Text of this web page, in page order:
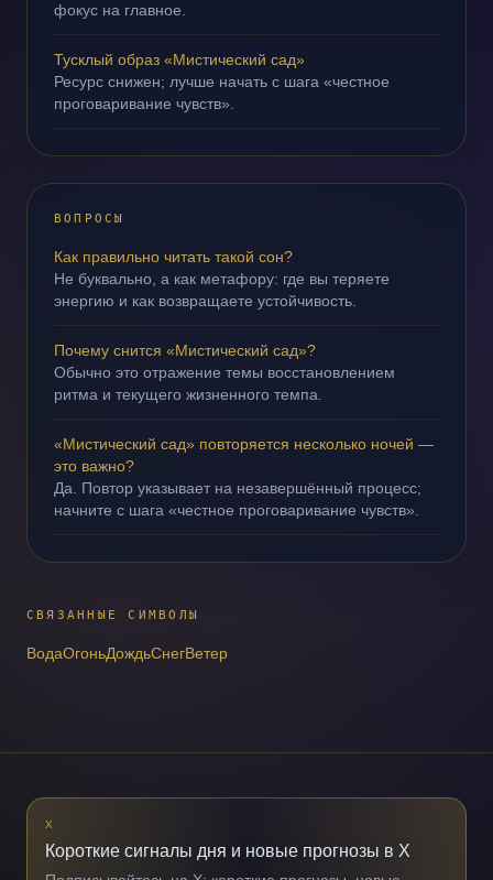
фокус на главное.
Тусклый образ «Мистический сад»
Ресурс снижен; лучше начать с шага «честное
проговаривание чувств».
ВОПРОСЫ
Как правильно читать такой сон?
Не буквально, а как метафору: где вы теряете
энергию и как возвращаете устойчивость.
Почему снится «Мистический сад»?
Обычно это отражение темы восстановлением
ритма и текущего жизненного темпа.
«Мистический сад» повторяется несколько ночей —
это важно?
Да. Повтор указывает на незавершённый процесс;
начните с шага «честное проговаривание чувств».
СВЯЗАННЫЕ СИМВОЛЫ
ВодаОгоньДождьСнегВетер
X
Короткие сигналы дня и новые прогнозы в X